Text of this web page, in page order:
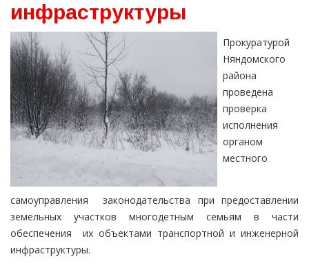
инфраструктуры
Прокуратурой
Няндомского
района
проведена
проверка
исполнения
органом
местного
самоуправления законодательства при предоставлении
земельных участков многодетным семьям в части
обеспечения их объектами транспортной и инженерной
инфраструктуры.